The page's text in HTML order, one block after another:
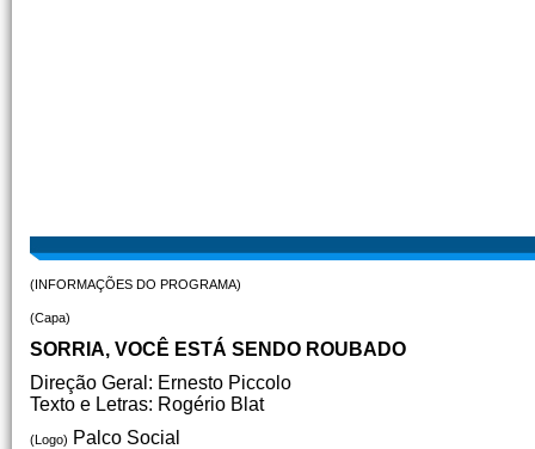
(INFORMAÇÕES DO PROGRAMA)
(Capa)
SORRIA, VOCÊ ESTÁ SENDO ROUBADO
Direção Geral: Ernesto Piccolo
Texto e Letras: Rogério Blat
(Logo) Palco Social